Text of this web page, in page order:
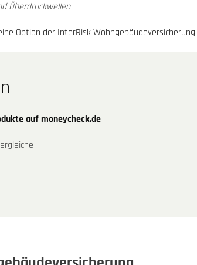
Überdruckwellen
Option der InterRisk Wohngebäudeversicherung.
auf moneycheck.de